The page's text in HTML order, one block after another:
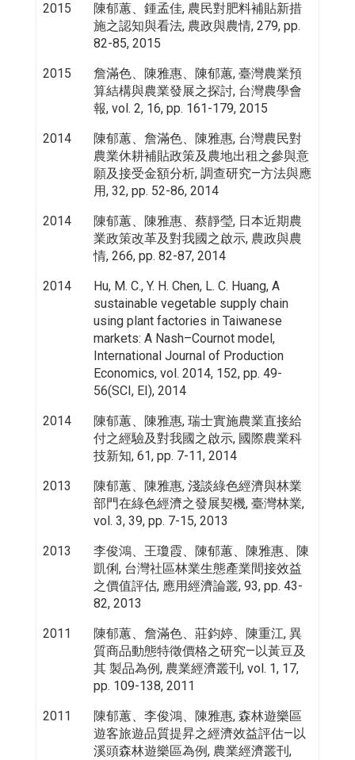
2015
陳郁蕙、鍾孟佳, 農民對肥料補貼新措
施之認知與看法, 農政與農情, 279, pp.
82-85, 2015
2015
詹滿色、陳雅惠、陳郁蕙, 臺灣農業預
算結構與農業發展之探討, 台灣農學會
報, vol. 2, 16, pp. 161-179, 2015
2014
陳郁蕙、詹滿色、陳雅惠, 台灣農民對
農業休耕補貼政策及農地出租之參與意
願及接受金額分析, 調查研究—方法與應
用, 32, pp. 52-86, 2014
2014
陳郁蕙、陳雅惠、蔡靜瑩, 日本近期農
業政策改革及對我國之啟示, 農政與農
情, 266, pp. 82-87, 2014
2014
Hu, M. C., Y. H. Chen, L. C. Huang, A
sustainable vegetable supply chain
using plant factories in Taiwanese
markets: A Nash–Cournot model,
International Journal of Production
Economics, vol. 2014, 152, pp. 49-
56(SCI, EI), 2014
2014
陳郁蕙、陳雅惠, 瑞士實施農業直接給
付之經驗及對我國之啟示, 國際農業科
技新知, 61, pp. 7-11, 2014
2013
陳郁蕙、陳雅惠, 淺談綠色經濟與林業
部門在綠色經濟之發展契機, 臺灣林業,
vol. 3, 39, pp. 7-15, 2013
2013
李俊鴻、王瓊霞、陳郁蕙、陳雅惠、陳
凱俐, 台灣社區林業生態產業間接效益
之價值評估, 應用經濟論叢, 93, pp. 43-
82, 2013
2011
陳郁蕙、詹滿色、莊鈞婷、陳重江, 異
質商品動態特徵價格之研究—以黃豆及
其 製品為例, 農業經濟叢刊, vol. 1, 17,
pp. 109-138, 2011
2011
陳郁蕙、李俊鴻、陳雅惠, 森林遊樂區
遊客旅遊品質提昇之經濟效益評估—以
溪頭森林遊樂區為例, 農業經濟叢刊,